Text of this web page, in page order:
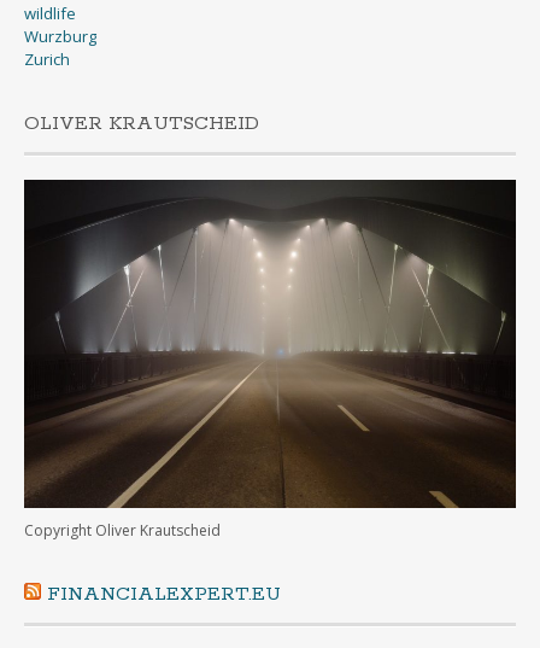
wildlife
Wurzburg
Zurich
OLIVER KRAUTSCHEID
Copyright Oliver Krautscheid
FINANCIALEXPERT.EU